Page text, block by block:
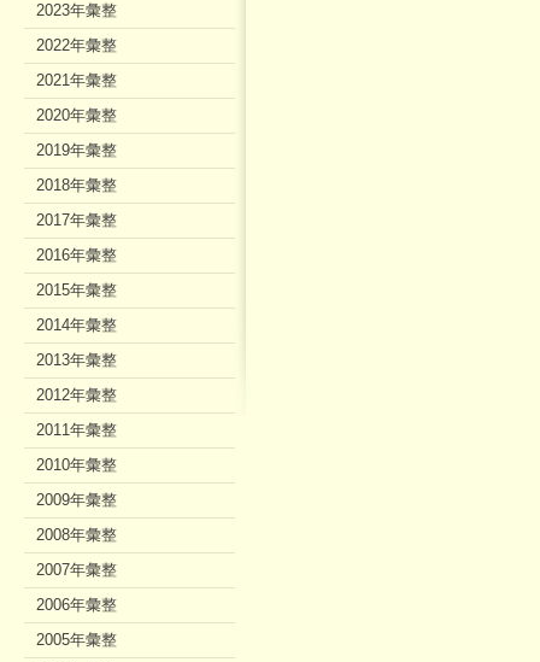
2023年彙整
2022年彙整
2021年彙整
2020年彙整
2019年彙整
2018年彙整
2017年彙整
2016年彙整
2015年彙整
2014年彙整
2013年彙整
2012年彙整
2011年彙整
2010年彙整
2009年彙整
2008年彙整
2007年彙整
2006年彙整
2005年彙整